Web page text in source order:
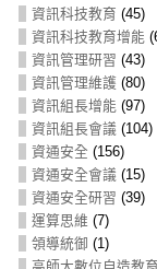
資訊科技教育 (45)
資訊科技教育增能
資訊管理研習 (43)
資訊管理維護(80)
資訊組長增能(97)
資訊組長會議 (104)
資通安全 (156)
資通安全會議 (15)
資通安全研習 (39)
運算思維 (7)
領導統御 (1)